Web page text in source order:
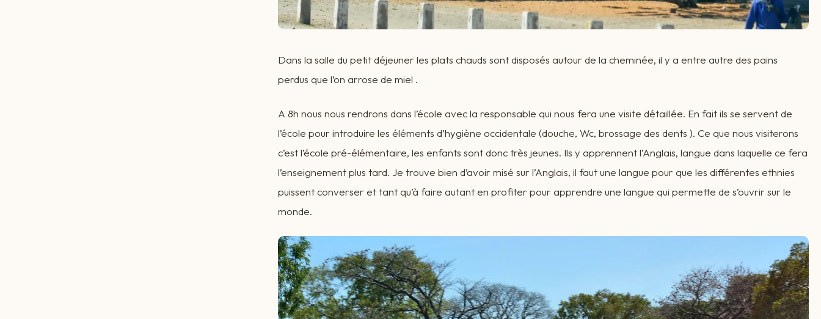
Dans la salle du petit déjeuner les plats chauds sont disposés autour de la cheminée, il y a entre autre des pains
perdus que l’on arrose de miel .
A 8h nous nous rendrons dans l’école avec la responsable qui nous fera une visite détaillée. En fait ils se servent de
l’école pour introduire les éléments d’hygiène occidentale (douche, Wc, brossage des dents ). Ce que nous visiterons
c’est l’école pré-élémentaire, les enfants sont donc très jeunes. Ils y apprennent l’Anglais, langue dans laquelle ce fera
l’enseignement plus tard. Je trouve bien d’avoir misé sur l’Anglais, il faut une langue pour que les différentes ethnies
puissent converser et tant qu’à faire autant en profiter pour apprendre une langue qui permette de s’ouvrir sur le
monde.